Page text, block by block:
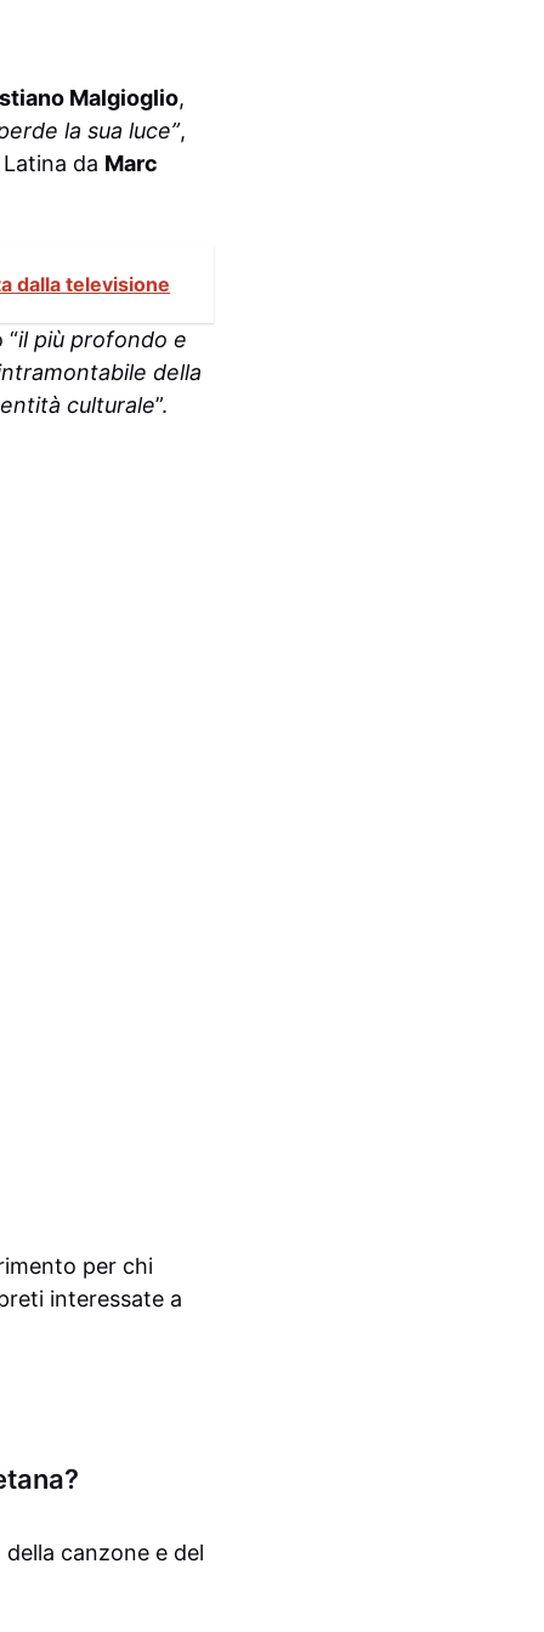
Malgioglio,
la sua luce”,
da Marc
dalla televisione
“il più profondo e
della
culturale”.
per chi
interessate a
canzone e del